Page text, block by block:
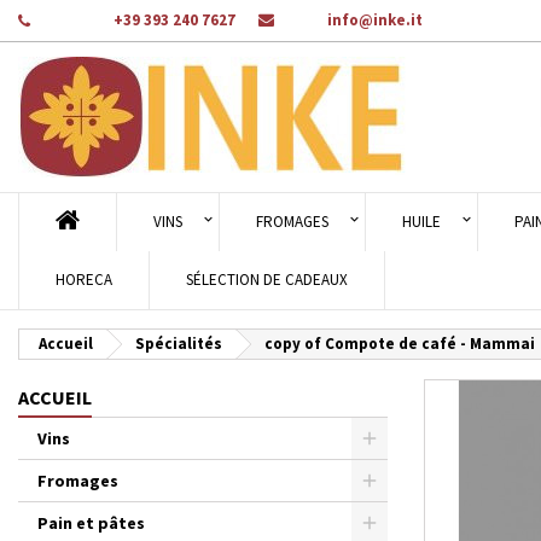
+39 393 240 7627 info@inke.it
VINS FROMAGES HUILE
HORECA SÉLECTION DE CADEAUX
Accueil Spécialités copy of Compote de café - Mammai
ACCUEIL
Vins
Fromages
Pain et pâtes